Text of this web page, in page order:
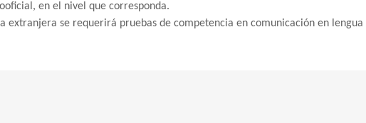
en el nivel que corresponda.
extranjera se requerirá pruebas de competencia en comunicación en lengua